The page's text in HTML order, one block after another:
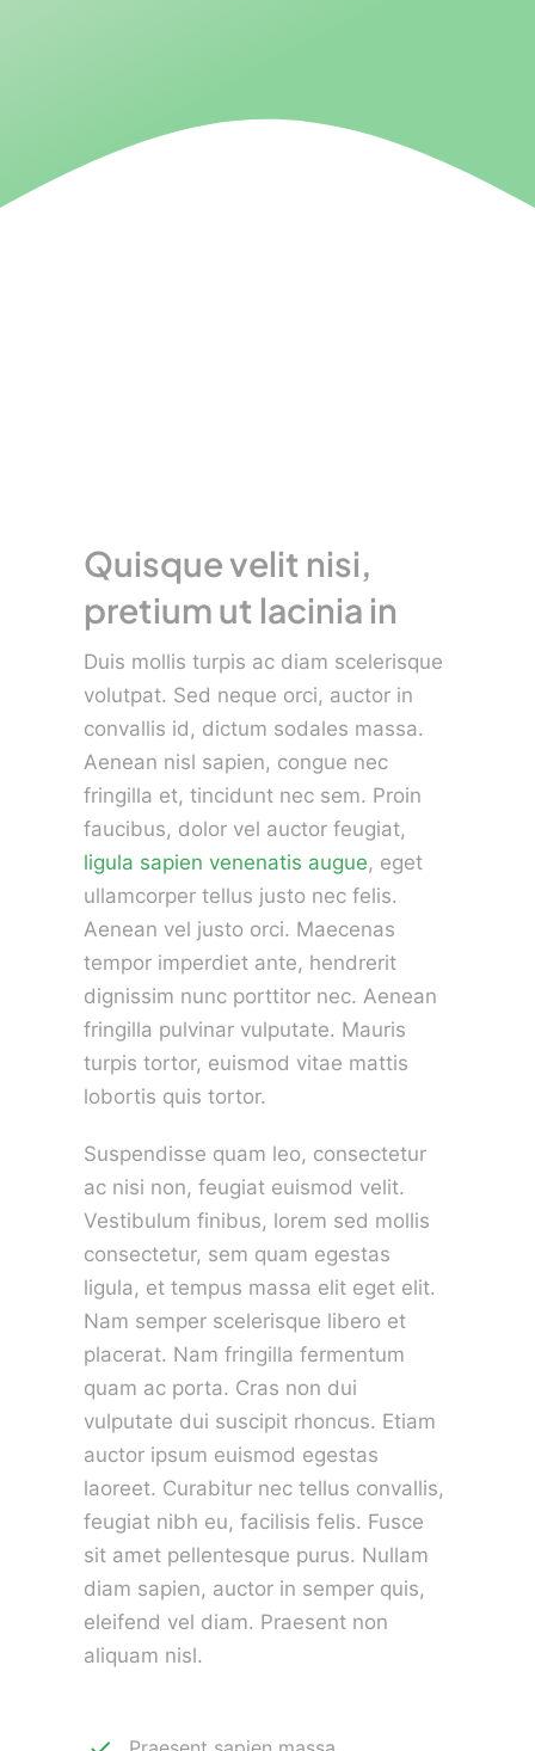
Quisque velit nisi,
pretium ut lacinia in
Duis mollis turpis ac diam scelerisque
volutpat. Sed neque orci, auctor in
convallis id, dictum sodales massa.
Aenean nisl sapien, congue nec
fringilla et, tincidunt nec sem. Proin
faucibus, dolor vel auctor feugiat,
ligula sapien venenatis augue, eget
ullamcorper tellus justo nec felis.
Aenean vel justo orci. Maecenas
tempor imperdiet ante, hendrerit
dignissim nunc porttitor nec. Aenean
fringilla pulvinar vulputate. Mauris
turpis tortor, euismod vitae mattis
lobortis quis tortor.
Suspendisse quam leo, consectetur
ac nisi non, feugiat euismod velit.
Vestibulum finibus, lorem sed mollis
consectetur, sem quam egestas
ligula, et tempus massa elit eget elit.
Nam semper scelerisque libero et
placerat. Nam fringilla fermentum
quam ac porta. Cras non dui
vulputate dui suscipit rhoncus. Etiam
auctor ipsum euismod egestas
laoreet. Curabitur nec tellus convallis,
feugiat nibh eu, facilisis felis. Fusce
sit amet pellentesque purus. Nullam
diam sapien, auctor in semper quis,
eleifend vel diam. Praesent non
aliquam nisl.